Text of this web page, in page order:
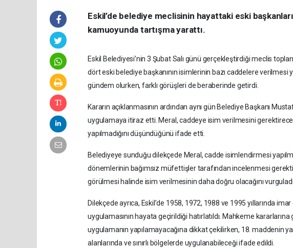
Eskil’de belediye meclisinin hayattaki eski
kamuoyunda tartışma yarattı.
Eskil Belediyesi’nin 3 Şubat Salı günü gerçekleştirdiği meclis
dört eski belediye başkanının isimlerinin bazı caddelere verilmesi
gündem olurken, farklı görüşleri de beraberinde getirdi.
Kararın açıklanmasının ardından aynı gün Belediye Başkanı
uygulamaya itiraz etti. Meral, caddeye isim verilmesini
yapılmadığını düşündüğünü ifade etti.
Belediyeye sunduğu dilekçede Meral, cadde isimlendirmesi
dönemlerinin bağımsız müfettişler tarafından incelenmesi
görülmesi halinde isim verilmesinin daha doğru olacağını vurguladı.
Dilekçede ayrıca, Eskil’de 1958, 1972, 1988 ve 1995 yıllarında imar
uygulamasının hayata geçirildiği hatırlatıldı. Mahkeme
uygulamanın yapılamayacağına dikkat çekilirken, 18. maddenin
alanlarında ve sınırlı bölgelerde uygulanabileceği ifade edildi.